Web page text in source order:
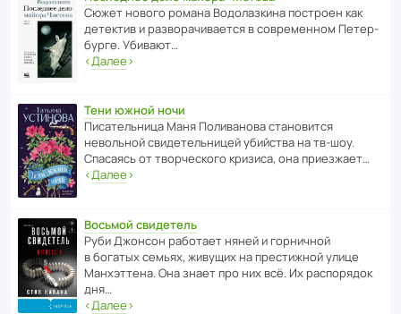
Сюжет нового романа Водо­ла­з­кина пост­роен как
дете­ктив и разво­ра­чи­ва­ется в совре­менном Пете­р­
бурге. Убивают…
‹Далее›
Тени южной ночи
Писа­тель­ница Маня Поли­ва­нова стано­вится
невольной свиде­тель­ницей убийства на тв-шоу.
Спасаясь от твор­че­с­кого кризиса, она приезжает…
‹Далее›
Восьмой свидетель
Руби Джонсон рабо­тает няней и горни­чной
в богатых семьях, живущих на прес­ти­жной улице
Манх­эт­тена. Она знает про них всё. Их распо­рядок
дня…
‹Далее›